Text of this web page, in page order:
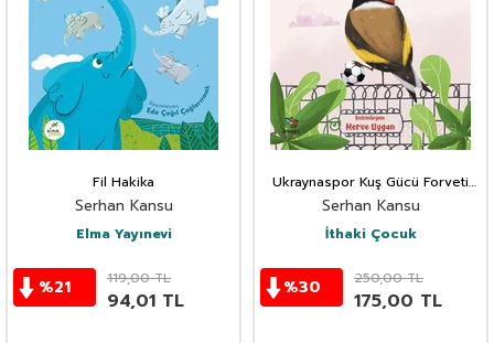
Fil Hakika
Serhan Kansu
Elma Yayınevi
%21 119,00TL
94,01 TL
Ukraynaspor Kuş Gücü Forveti
Civledo Radoşanu
Serhan Kansu
İthaki Çocuk
%30 250,00TL
175,00 TL